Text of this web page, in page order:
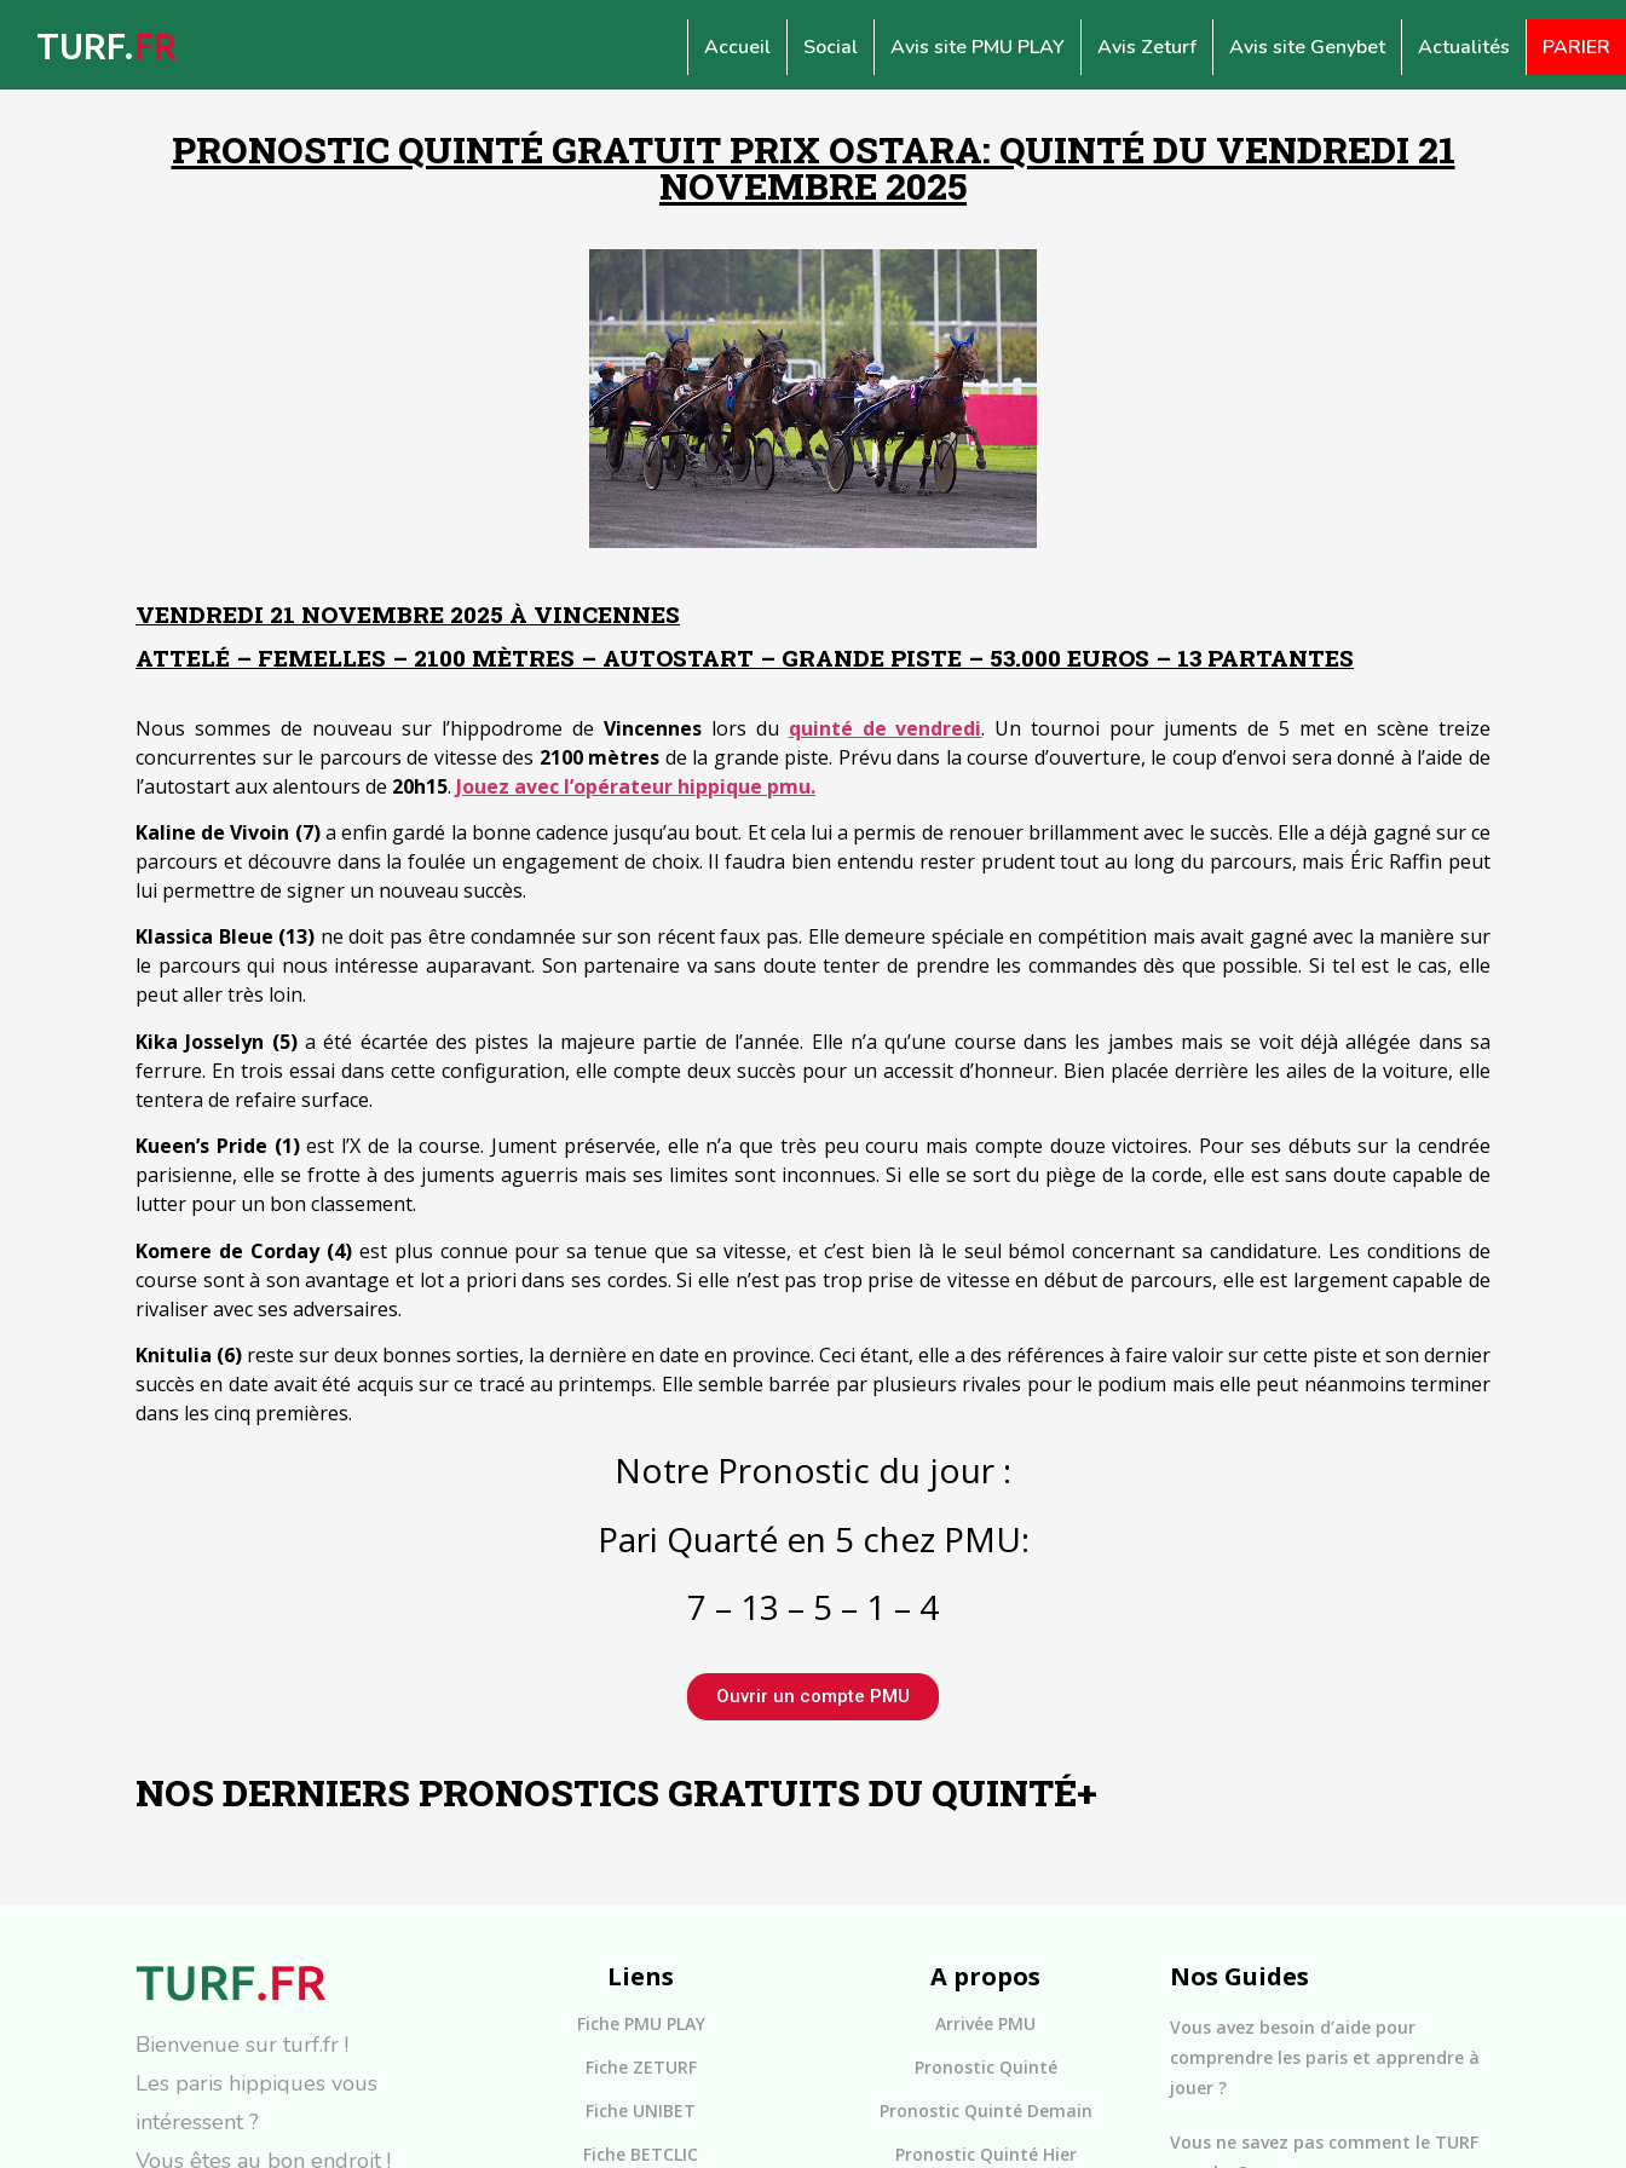
TURF.FR Accueil Social Avis site PMU PLAY Avis Zeturf Avis site Genybet Actualités PARIER
PRONOSTIC QUINTÉ GRATUIT PRIX OSTARA: QUINTÉ DU VENDREDI 21
NOVEMBRE 2025
VENDREDI 21 NOVEMBRE 2025 À VINCENNES
ATTELÉ – FEMELLES – 2100 MÈTRES – AUTOSTART – GRANDE PISTE – 53.000 EUROS – 13 PARTANTES
Nous sommes de nouveau sur l’hippodrome de Vincenneslors du quinté de vendredi. Un tournoi pour juments de 5 met en scène treize
concurrentes sur le parcours de vitesse des 2100 mètres de la grande piste. Prévu dans la course d’ouverture, le coup d’envoi sera donné à l’aide de
l’autostart aux alentours de 20h15. Jouez avec l’opérateur hippique pmu.
Kaline de Vivoin (7)a enfin gardé la bonne cadence jusqu’au bout. Et cela lui a permis de renouer brillamment avec le succès. Elle a déjà gagné sur ce
parcours et découvre dans la foulée un engagement de choix. Il faudra bien entendu rester prudent tout au long du parcours, mais Éric Raffin peut
lui permettre de signer un nouveau succès.
Klassica Bleue (13) ne doit pas être condamnée sur son récent faux pas. Elle demeure spéciale en compétition mais avait gagné avec la manière sur
le parcours qui nous intéresse auparavant. Son partenaire va sans doute tenter de prendre les commandes dès que possible. Si tel est le cas, elle
peut aller très loin.
Kika Josselyn (5)a été écartée des pistes la majeure partie de l’année. Elle n’a qu’une course dans les jambes mais se voit déjà allégée dans sa
ferrure. En trois essai dans cette configuration, elle compte deux succès pour un accessit d’honneur. Bien placée derrière les ailes de la voiture, elle
tentera de refaire surface.
Kueen’s Pride (1)est l’X de la course. Jument préservée, elle n’a que très peu couru mais compte douze victoires. Pour ses débuts sur la cendrée
parisienne, elle se frotte à des juments aguerris mais ses limites sont inconnues. Si elle se sort du piège de la corde, elle est sans doute capable de
lutter pour un bon classement.
Komere de Corday (4) est plus connue pour sa tenue que sa vitesse, et c’est bien là le seul bémol concernant sa candidature. Les conditions de
course sont à son avantage et lot a priori dans ses cordes. Si elle n’est pas trop prise de vitesse en début de parcours, elle est largement capable de
rivaliser avec ses adversaires.
Knitulia (6) reste sur deux bonnes sorties, la dernière en date en province. Ceci étant, elle a des références à faire valoir sur cette piste et son dernier
succès en date avait été acquis sur ce tracé au printemps. Elle semble barrée par plusieurs rivales pour le podium mais elle peut néanmoins terminer
dans les cinq premières.
Notre Pronostic du jour :
Pari Quarté en 5 chez PMU:
7 – 13 – 5 – 1 – 4
Ouvrir un compte PMU
NOS DERNIERS PRONOSTICS GRATUITS DU QUINTÉ+
Bienvenue sur turf.fr !
Les paris hippiques vous
intéressent ?
Vous êtes au bon endroit !
Liens
Fiche PMU PLAY
Fiche ZETURF
Fiche UNIBET
Fiche BETCLIC
A propos
Arrivée PMU
Pronostic Quinté
Pronostic Quinté Demain
Pronostic Quinté Hier
Nos Guides
Vous avez besoin d’aide pour
comprendre les paris et apprendre à
jouer ?
Vous ne savez pas comment le TURF